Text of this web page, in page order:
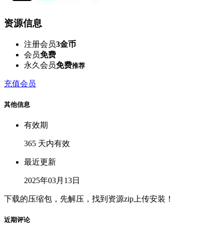
资源信息
注册会员3金币
会员免费
永久会员免费推荐
充值会员
其他信息
有效期
365 天内有效
最近更新
2025年03月13日
下载的压缩包，先解压，找到资源zip上传安装！
近期评论